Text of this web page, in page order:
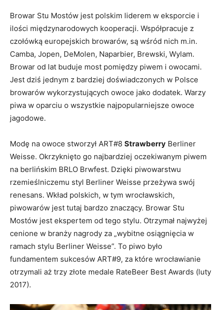
Browar Stu Mostów jest polskim liderem w eksporcie i
ilości międzynarodowych kooperacji. Współpracuje z
czołówką europejskich browarów, są wśród nich m.in.
Camba, Jopen, DeMolen, Naparbier, Brewski, Wylam.
Browar od lat buduje most pomiędzy piwem i owocami.
Jest dziś jednym z bardziej doświadczonych w Polsce
browarów wykorzystujących owoce jako dodatek. Warzy
piwa w oparciu o wszystkie najpopularniejsze owoce
jagodowe.
Modę na owoce stworzył ART#8 Strawberry Berliner
Weisse. Okrzyknięto go najbardziej oczekiwanym piwem
na berlińskim BRLO Brwfest. Dzięki piwowarstwu
rzemieślniczemu styl Berliner Weisse przeżywa swój
renesans. Wkład polskich, w tym wrocławskich,
piwowarów jest tutaj bardzo znaczący. Browar Stu
Mostów jest ekspertem od tego stylu. Otrzymał najwyżej
cenione w branży nagrody za „wybitne osiągnięcia w
ramach stylu Berliner Weisse”. To piwo było
fundamentem sukcesów ART#9, za które wrocławianie
otrzymali aż trzy złote medale RateBeer Best Awards (luty
2017).